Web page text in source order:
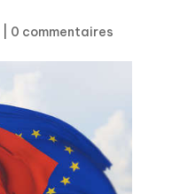
0 commentaires